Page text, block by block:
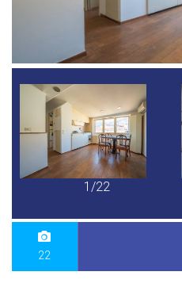
1/22
22